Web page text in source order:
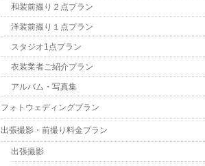
和装前撮り２点プラン
洋装前撮り１点プラン
スタジオ1点プラン
衣装業者ご紹介プラン
アルバム・写真集
フォトウェディングプラン
出張撮影・前撮り料金プラン
出張撮影